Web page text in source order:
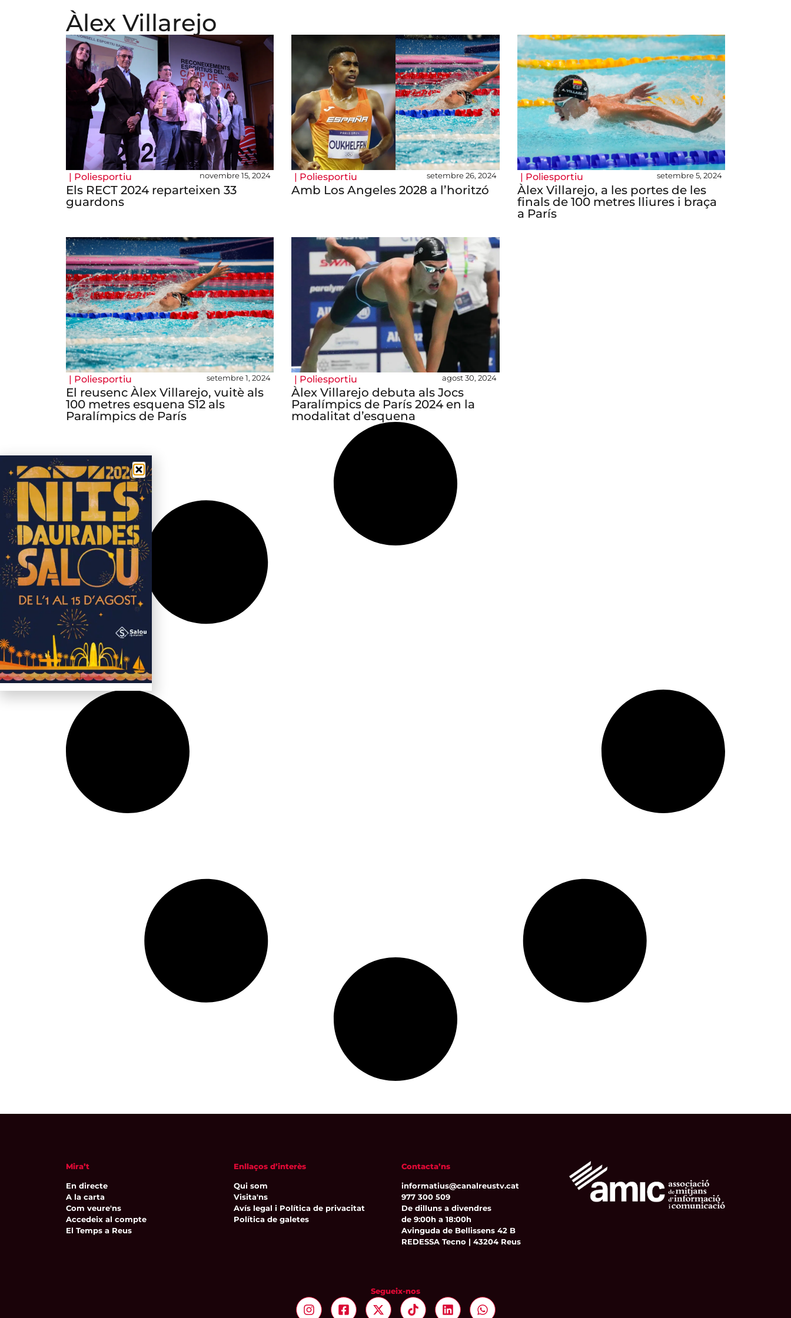
Àlex Villarejo
| Poliesportiu novembre 15, 2024
Els RECT 2024 reparteixen 33
guardons
| Poliesportiu setembre 26, 2024
Amb Los Angeles 2028 a l’horitzó
| Poliesportiu setembre 5, 2024
Àlex Villarejo, a les portes de les
finals de 100 metres lliures i braça
a París
| Poliesportiu setembre 1, 2024
El reusenc Àlex Villarejo, vuitè als
100 metres esquena S12 als
Paralímpics de París
| Poliesportiu agost 30, 2024
Àlex Villarejo debuta als Jocs
Paralímpics de París 2024 en la
modalitat d’esquena
Mira’t
En directe
A la carta
Com veure'ns
Accedeix al compte
El Temps a Reus
Enllaços d’interès
Qui som
Visita'ns
Avís legal i Política de privacitat
Política de galetes
Contacta’ns
informatius@canalreustv.cat
977 300 509
De dilluns a divendres
de 9:00h a 18:00h
Avinguda de Bellissens 42 B
REDESSA Tecno | 43204 Reus
Segueix-nos